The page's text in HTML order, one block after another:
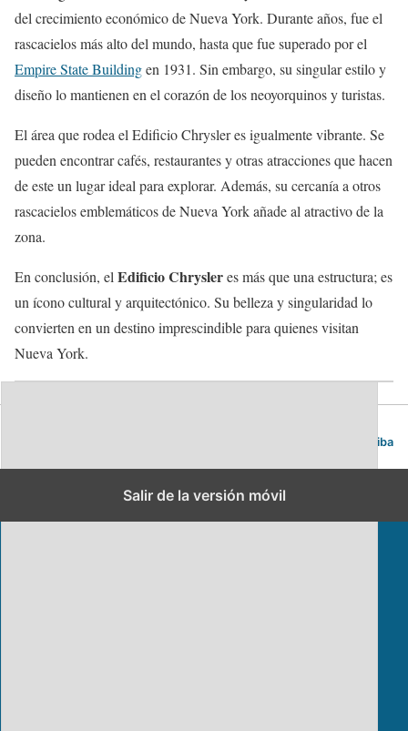
del crecimiento económico de Nueva York. Durante años, fue el
rascacielos más alto del mundo, hasta que fue superado por el
Empire State Buildingen 1931. Sin embargo, su singular estilo y
diseño lo mantienen en el corazón de los neoyorquinos y turistas.
El área que rodea el Edificio Chrysler es igualmente vibrante. Se
pueden encontrar cafés, restaurantes y otras atracciones que hacen
de este un lugar ideal para explorar. Además, su cercanía a otros
rascacielos emblemáticos de Nueva York añade al atractivo de la
zona.
En conclusión, el Edificio Chrysleres más que una estructura; es
un ícono cultural y arquitectónico. Su belleza y singularidad lo
convierten en un destino imprescindible para quienes visitan
Nueva York.
Volver arriba
Salir de la versión móvil